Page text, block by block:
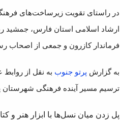
در راستای تقویت زیرساخت‌های
ارشاد اسلامی استان فارس، جمشید
فرماندار کازرون و جمعی از اصحاب
به گزارش پرتو جنوب به نقل از
ترسیم مسیر آینده فرهنگی شهرستان
پل زدن میان نسل‌ها با ابزار هنر و